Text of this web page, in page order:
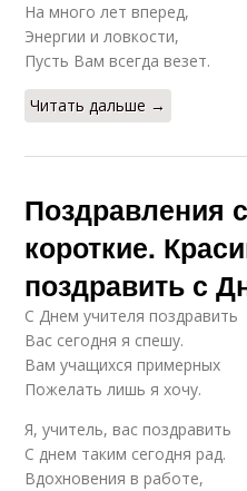
На много лет вперед,
Энергии и ловкости,
Пусть Вам всегда везет.
Читать дальше →
Поздравления
короткие.
поздравить с
С Днем учителя поздравить
Вас сегодня я спешу.
Вам учащихся примерных
Пожелать лишь я хочу.
Я, учитель, вас поздравить
С днем таким сегодня рад.
Вдохновения в работе,